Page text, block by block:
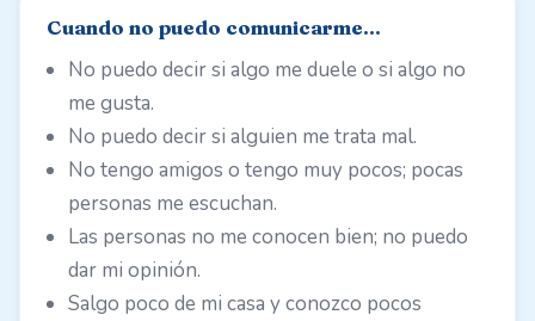
Cuando no puedo comunicarme…
No puedo decir si algo me duele o si algo no
me gusta.
No puedo decir si alguien me trata mal.
No tengo amigos o tengo muy pocos; pocas
personas me escuchan.
Las personas no me conocen bien; no puedo
dar mi opinión.
Salgo poco de mi casa y conozco pocos